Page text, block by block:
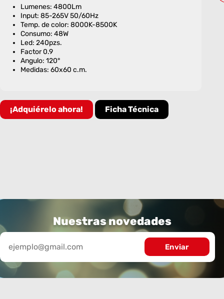
Lumenes: 4800Lm
Input: 85-265V 50/60Hz
Temp. de color: 8000K-8500K
Consumo: 48W
Led: 240pzs.
Factor 0.9
Angulo: 120°
Medidas: 60x60 c.m.
¡Adquiérelo ahora! Ficha Técnica
Nuestras novedades